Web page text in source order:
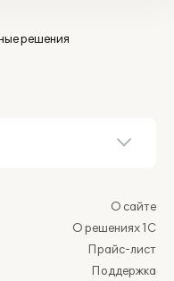
решения
О сайте
О решениях 1С
Прайс-лист
Поддержка